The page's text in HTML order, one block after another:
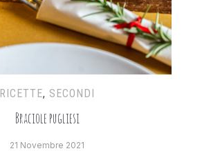
RICETTE, SECONDI
Braciole pugliesi
21 Novembre 2021